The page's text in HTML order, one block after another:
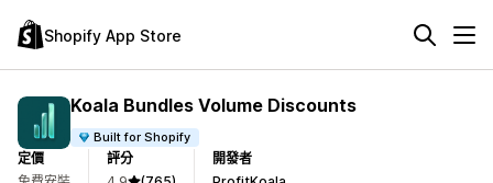
Shopify App Store
Koala Bundles Volume Discounts
Built for Shopify
定價
評分
開發者